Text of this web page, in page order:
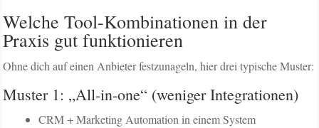
Welche Tool-Kombinationen in der
Praxis gut funktionieren
Ohne dich auf einen Anbieter festzunageln, hier drei typische Muster:
Muster 1: „All-in-one“ (weniger Integrationen)
CRM + Marketing Automation in einem System